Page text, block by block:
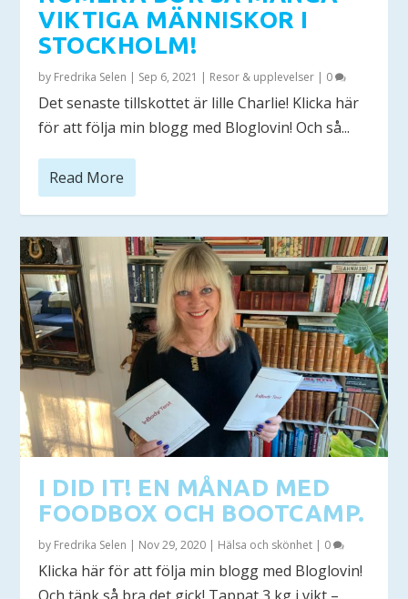
VIKTIGA MÄNNISKOR I
STOCKHOLM!
by Fredrika Selen | Sep 6, 2021 | Resor & upplevelser | 0
Det senaste tillskottet är lille Charlie! Klicka här
för att följa min blogg med Bloglovin! Och så...
Read More
I DID IT! EN MÅNAD MED
FOODBOX OCH BOOTCAMP.
by Fredrika Selen | Nov 29, 2020 | Hälsa och skönhet | 0
Klicka här för att följa min blogg med Bloglovin!
Och tänk så bra det gick! Tappat 3 kg i vikt –...